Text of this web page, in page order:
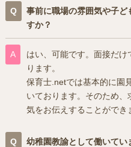
事前に職場の雰囲気や子ど
すか？
はい、可能です。面接だ
ります。
保育士.netでは基本的に園
いております。そのため
気をお伝えすることができ
幼稚園教諭として働いて